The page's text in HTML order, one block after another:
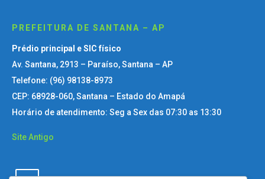
PREFEITURA DE SANTANA – AP
Prédio principal e SIC físico
Av. Santana, 2913 – Paraíso, Santana – AP
Telefone: (96) 98138-8973
CEP: 68928-060, Santana – Estado do Amapá
Horário de atendimento: Seg a Sex das 07:30 as 13:30
Site Antigo